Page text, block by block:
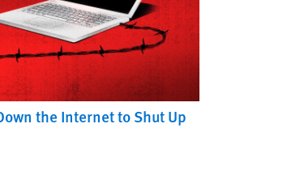
the Internet to Shut Up